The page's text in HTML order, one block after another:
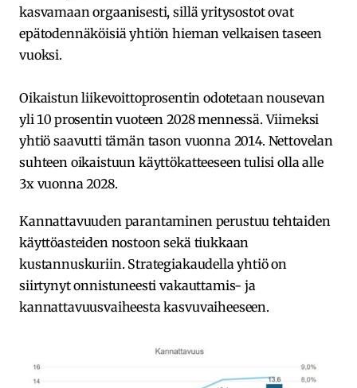
kasvamaan orgaanisesti, sillä yritysostot ovat
epätodennäköisiä yhtiön hieman velkaisen taseen
vuoksi.
Oikaistun liikevoittoprosentin odotetaan nousevan
yli 10 prosentin vuoteen 2028 mennessä. Viimeksi
yhtiö saavutti tämän tason vuonna 2014. Nettovelan
suhteen oikaistuun käyttökatteeseen tulisi olla alle
3x vuonna 2028.
Kannattavuuden parantaminen perustuu tehtaiden
käyttöasteiden nostoon sekä tiukkaan
kustannuskuriin. Strategiakaudella yhtiö on
siirtynyt onnistuneesti vakauttamis- ja
kannattavuusvaiheesta kasvuvaiheeseen.